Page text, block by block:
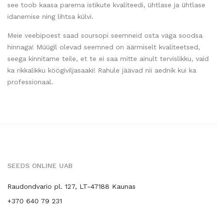
see toob kaasa parema istikute kvaliteedi, ühtlase ja ühtlase
idanemise ning lihtsa külvi.
Meie veebipoest saad soursopi seemneid osta väga soodsa
hinnaga! Müügil olevad seemned on äärmiselt kvaliteetsed,
seega kinnitame teile, et te ei saa mitte ainult tervislikku, vaid
ka rikkalikku köögiviljasaaki! Rahule jäävad nii aednik kui ka
professionaal.
SEEDS ONLINE UAB
Raudondvario pl. 127, LT-47188 Kaunas
+370 640 79 231